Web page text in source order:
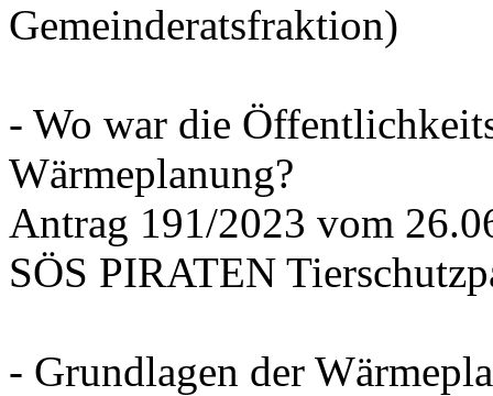
Gemeinderatsfraktion)
- Wo war die
Wärmeplanung?
Antrag 191/2023 vom
SÖS PIRATEN
- Grundlagen der